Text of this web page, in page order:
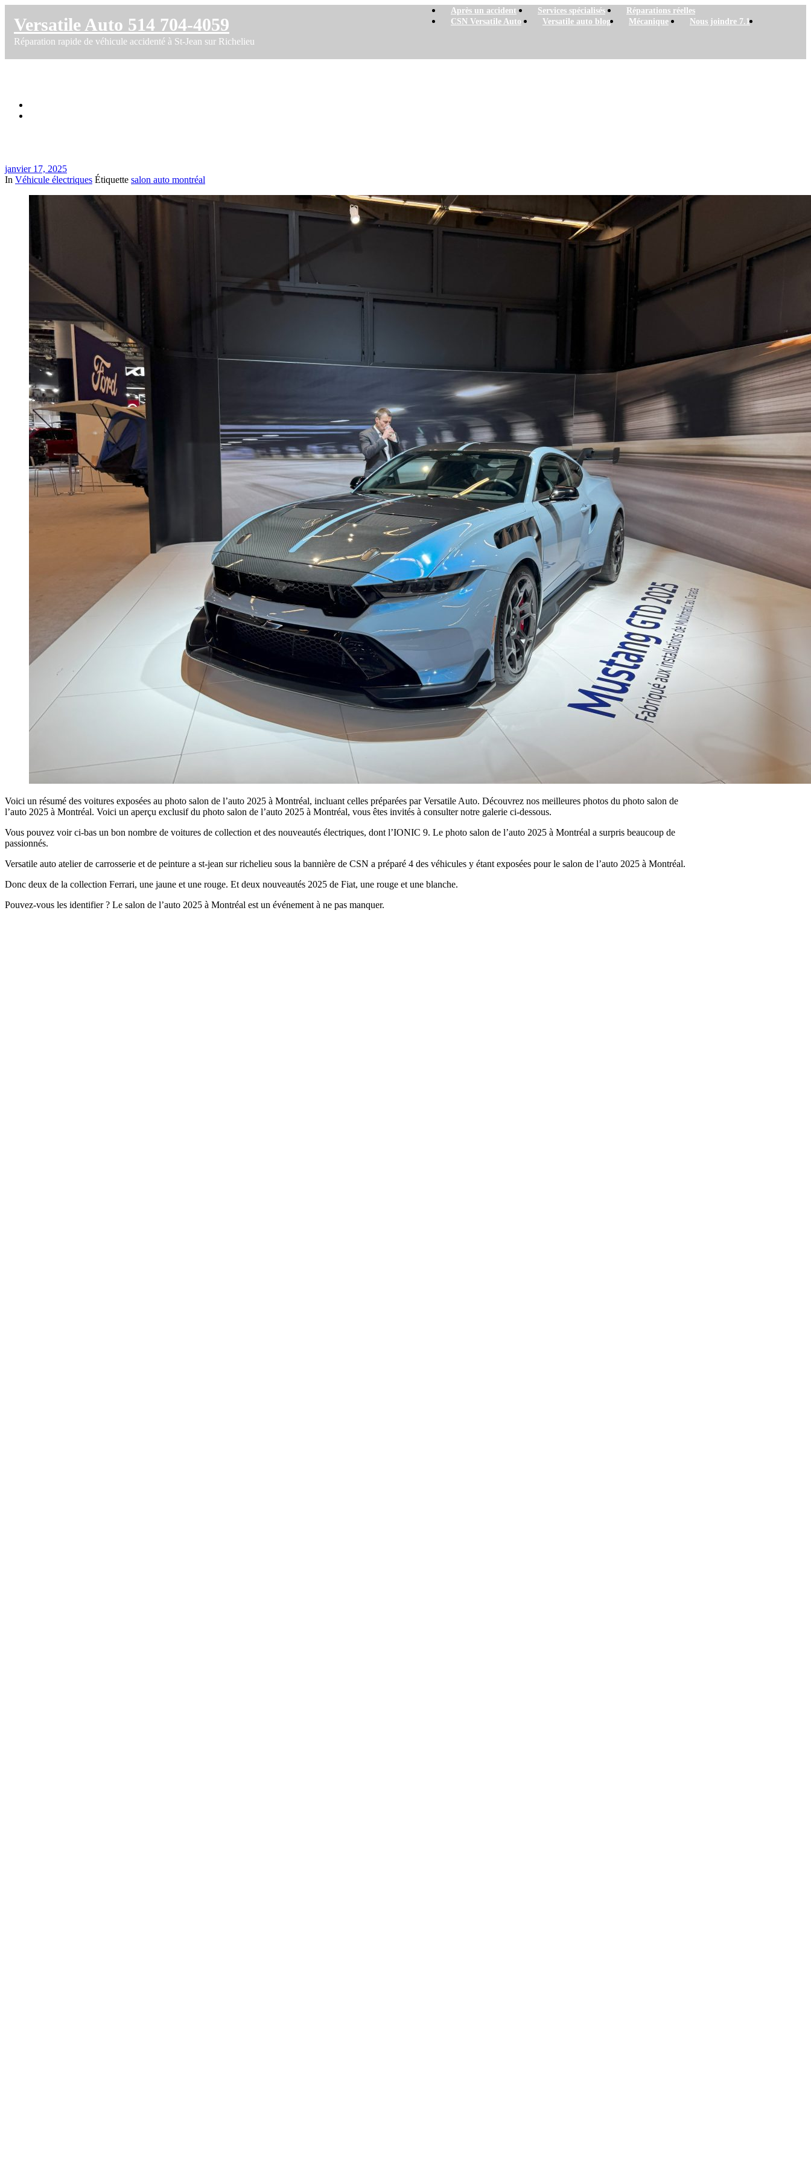
Versatile Auto 514 704-4059
Réparation rapide de véhicule accidenté à St-Jean sur Richelieu
Après un accident Services spécialisés
Réparations réelles
CSN Versatile Auto
Versatile auto blog Mécanique Nous joindre 7.1
janvier 17, 2025
In Véhicule électriques Étiquette salon auto montréal
Voici un résumé des voitures exposées au photo salon de l’auto 2025 à Montréal, incluant celles préparées par Versatile Auto. Découvrez nos meilleures photos du photo salon de
l’auto 2025 à Montréal. Voici un aperçu exclusif du photo salon de l’auto 2025 à Montréal, vous êtes invités à consulter notre galerie ci-dessous.
Vous pouvez voir ci-bas un bon nombre de voitures de collection et des nouveautés électriques, dont l’IONIC 9. Le photo salon de l’auto 2025 à Montréal a surpris beaucoup de
passionnés.
Versatile auto atelier de carrosserie et de peinture a st-jean sur richelieu sous la bannière de CSN a préparé 4 des véhicules y étant exposées pour le salon de l’auto 2025 à Montréal.
Donc deux de la collection Ferrari, une jaune et une rouge. Et deux nouveautés 2025 de Fiat, une rouge et une blanche.
Pouvez-vous les identifier ? Le salon de l’auto 2025 à Montréal est un événement à ne pas manquer.